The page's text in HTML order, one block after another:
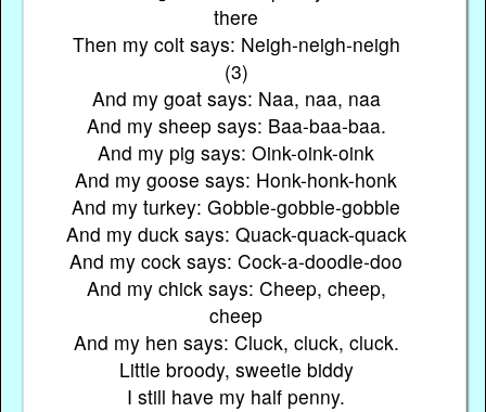
there
Then my colt says: Neigh-neigh-neigh
(3)
And my goat says: Naa, naa, naa
And my sheep says: Baa-baa-baa.
And my pig says: Oink-oink-oink
And my goose says: Honk-honk-honk
And my turkey: Gobble-gobble-gobble
And my duck says: Quack-quack-quack
And my cock says: Cock-a-doodle-doo
And my chick says: Cheep, cheep,
cheep
And my hen says: Cluck, cluck, cluck.
Little broody, sweetie biddy
I still have my half penny.